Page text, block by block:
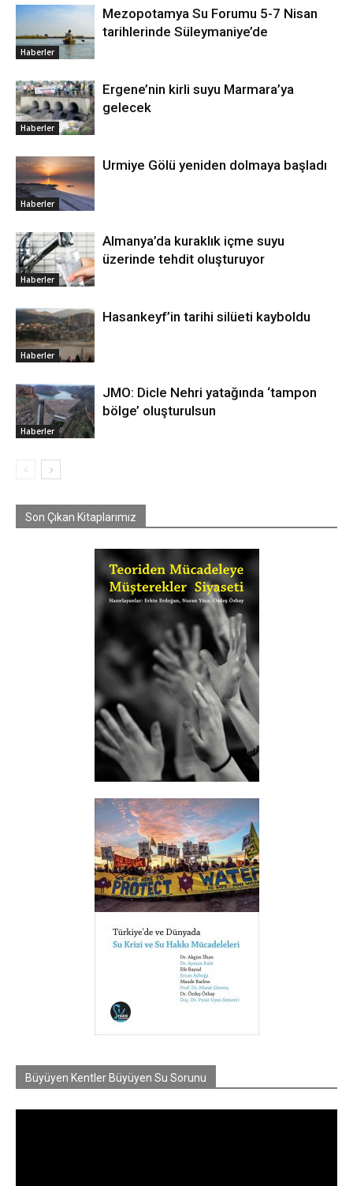
Haberler
Mezopotamya Su Forumu 5-7 Nisan
tarihlerinde Süleymaniye’de
Haberler
Ergene’nin kirli suyu Marmara’ya
gelecek
Haberler
Urmiye Gölü yeniden dolmaya başladı
Haberler
Almanya’da kuraklık içme suyu
üzerinde tehdit oluşturuyor
Haberler
Hasankeyf’in tarihi silüeti kayboldu
Haberler
JMO: Dicle Nehri yatağında ‘tampon
bölge’ oluşturulsun
Son Çıkan Kitaplarımız
Büyüyen Kentler Büyüyen Su Sorunu